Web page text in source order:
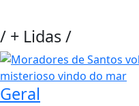
/ + Lidas/
Geral